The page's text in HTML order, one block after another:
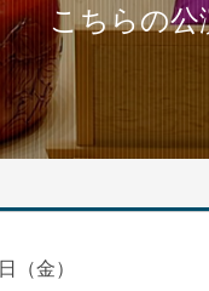
こちらの
日（金）